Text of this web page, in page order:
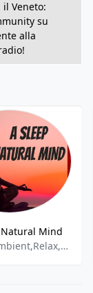
il Veneto:
su
alla
Mind
Nature,Ambient,Relax,New Age & Relaxation,